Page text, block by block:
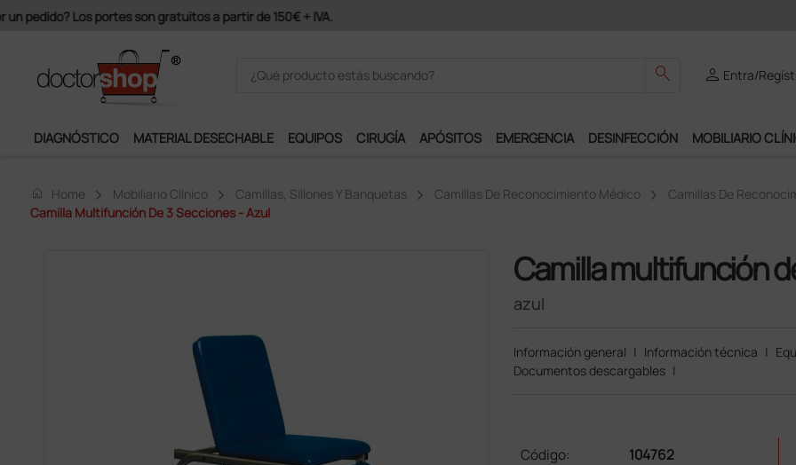
Únete al programa Ds Plus y podrás disfrutar de muchos servicios exclusivos.
search person Entra/
DIAGNÓSTICO MATERIAL DESECHABLE EQUIPOS CIRUGÍA APÓSITOS EMERGENCIA DESINFECCIÓN MOBILIARIO
home Home Mobiliario Clínico Camillas, Sillones Y Banquetas Camillas De Reconocimiento Médico
Camillas De
Camilla Multifunción De 3 Secciones - Azul
Camilla multifunción
azul
Información general | Información técnica |
Documentos descargables |
Código:
104762